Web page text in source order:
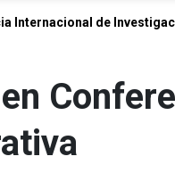
Internacional de